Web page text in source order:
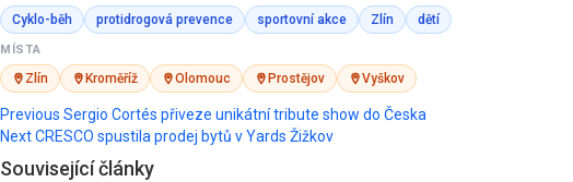
Cyklo-běh protidrogová prevence sportovní akce Zlín dětí
MÍSTA
Zlín Kroměříž Olomouc Prostějov Vyškov
Post
navigation
Previous Sergio Cortés přiveze unikátní tribute show do Česka
NextCRESCO spustila prodej bytů v Yards Žižkov
Související články